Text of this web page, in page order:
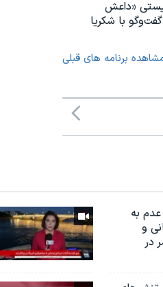
«داعش
با شکریا
برنامه های قبلی
به
و
در